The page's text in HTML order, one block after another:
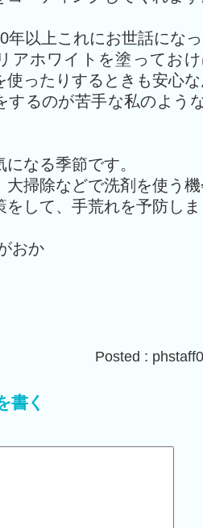
年以上これにお世話にな
アホワイトを塗ってお
使ったりするときも安心
するのが苦手な私のよう
なる季節です。
大掃除などで洗剤を使う
をして、手荒れを予防し
おか
Posted :
書く